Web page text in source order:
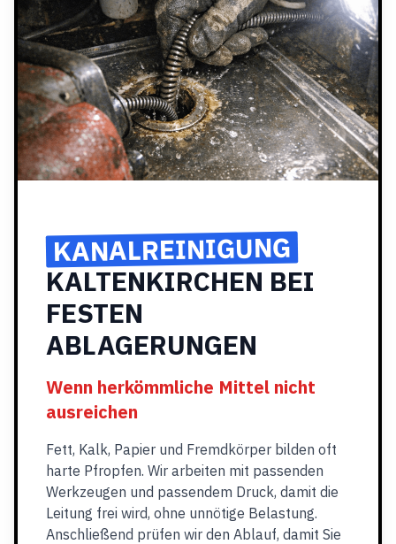
KANALREINIGUNG
KALTENKIRCHEN BEI
FESTEN
ABLAGERUNGEN
Wenn herkömmliche Mittel nicht
ausreichen
Fett, Kalk, Papier und Fremdkörper bilden oft
harte Pfropfen. Wir arbeiten mit passenden
Werkzeugen und passendem Druck, damit die
Leitung frei wird, ohne unnötige Belastung.
Anschließend prüfen wir den Ablauf, damit Sie